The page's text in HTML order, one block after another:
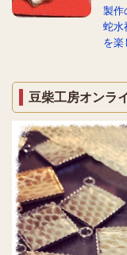
製作
蛇水
を楽
豆柴工房オンラ